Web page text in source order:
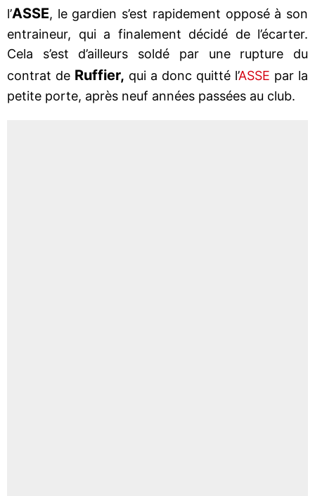
l’ASSE, le gardien s’est rapidement opposé à son
entraineur, qui a finalement décidé de l’écarter.
Cela s’est d’ailleurs soldé par une rupture du
contrat de Ruffier, qui a donc quitté l’ASSE par la
petite porte, après neuf années passées au club.